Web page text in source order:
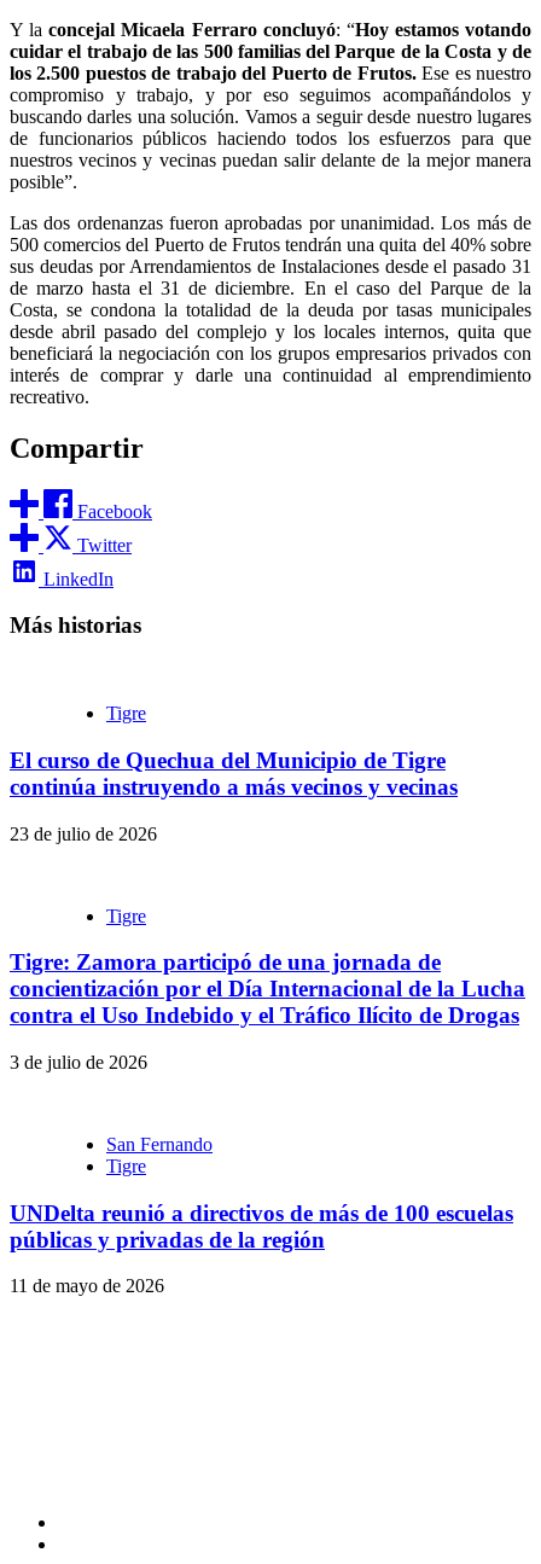
Y laconcejal Micaela Ferraro concluyó: “Hoy estamos votando
cuidar el trabajo de las 500 familias del Parque de la Costa y de
los 2.500 puestos de trabajo del Puerto de Frutos.Ese es nuestro
compromiso y trabajo, y por eso seguimos acompañándolos y
buscando darles una solución. Vamos a seguir desde nuestro lugares
de funcionarios públicos haciendo todos los esfuerzos para que
nuestros vecinos y vecinas puedan salir delante de la mejor manera
posible”.
Las dos ordenanzas fueron aprobadas por unanimidad. Los más de
500 comercios del Puerto de Frutos tendrán una quita del 40% sobre
sus deudas por Arrendamientos de Instalaciones desde el pasado 31
de marzo hasta el 31 de diciembre. En el caso del Parque de la
Costa, se condona la totalidad de la deuda por tasas municipales
desde abril pasado del complejo y los locales internos, quita que
beneficiará la negociación con los grupos empresarios privados con
interés de comprar y darle una continuidad al emprendimiento
recreativo.
Compartir
Facebook
Twitter
LinkedIn
Más historias
Tigre
El curso de Quechua del Municipio de Tigre
continúa instruyendo a más vecinos y vecinas
23 de julio de 2026
Tigre
Tigre: Zamora participó de una jornada de
concientización por el Día Internacional de la Lucha
contra el Uso Indebido y el Tráfico Ilícito de Drogas
3 de julio de 2026
San Fernando
Tigre
UNDelta reunió a directivos de más de 100 escuelas
públicas y privadas de la región
11 de mayo de 2026